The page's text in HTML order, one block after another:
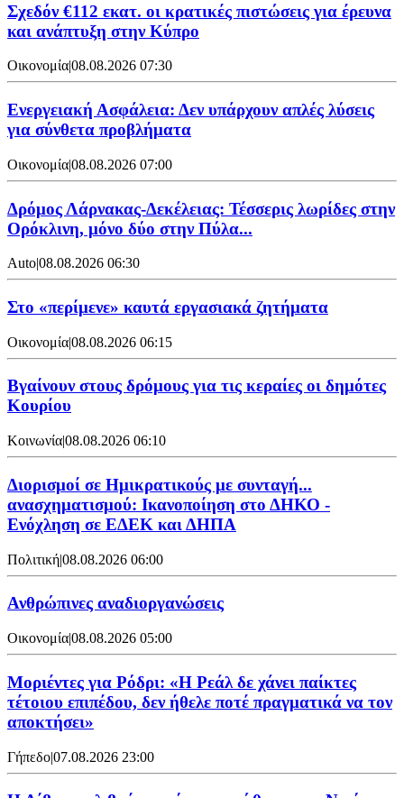
Σχεδόν €112 εκατ. οι κρατικές πιστώσεις για έρευνα
και ανάπτυξη στην Κύπρο
Οικονομία|08.08.2026 07:30
Ενεργειακή Ασφάλεια: Δεν υπάρχουν απλές λύσεις
για σύνθετα προβλήματα
Οικονομία|08.08.2026 07:00
Δρόμος Λάρνακας-Δεκέλειας: Τέσσερις λωρίδες στην
Ορόκλινη, μόνο δύο στην Πύλα...
Auto|08.08.2026 06:30
Στο «περίμενε» καυτά εργασιακά ζητήματα
Οικονομία|08.08.2026 06:15
Βγαίνουν στους δρόμους για τις κεραίες οι δημότες
Κουρίου
Κοινωνία|08.08.2026 06:10
Διορισμοί σε Ημικρατικούς με συνταγή...
ανασχηματισμού: Ικανοποίηση στο ΔΗΚΟ -
Ενόχληση σε ΕΔΕΚ και ΔΗΠΑ
Πολιτική|08.08.2026 06:00
Ανθρώπινες αναδιοργανώσεις
Οικονομία|08.08.2026 05:00
Μοριέντες για Ρόδρι: «Η Ρεάλ δε χάνει παίκτες
τέτοιου επιπέδου, δεν ήθελε ποτέ πραγματικά να τον
αποκτήσει»
Γήπεδο|07.08.2026 23:00